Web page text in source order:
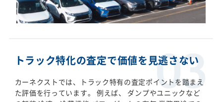
トラック特化の査定で価値を見逃さない
カーネクストでは、トラック特有の査定ポイントを踏まえ
た評価を行っています。 例えば、 ダンプやユニックなど